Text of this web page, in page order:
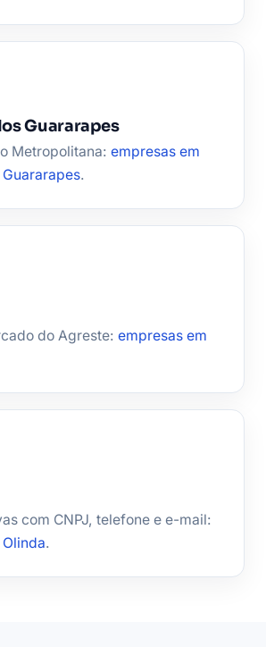
Guararapes
Metropolitana: empresas em
.
do Agreste: empresas em
com CNPJ, telefone e e-mail:
.